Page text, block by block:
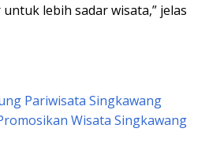
lebih sadar wisata,” jelas
Pariwisata Singkawang
Wisata Singkawang